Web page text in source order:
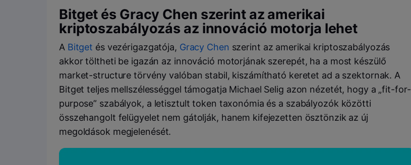
Bitget és Gracy Chen szerint az amerikai
kriptoszabályozás az innováció motorja lehet
A Bitget és vezérigazgatója, Gracy Chen szerint az amerikai kriptoszabályozás
akkor töltheti be igazán az innováció motorjának szerepét, ha a most készülő
market-structure törvény valóban stabil, kiszámítható keretet ad a szektornak. A
Bitget teljes mellszélességgel támogatja Michael Selig azon nézetét, hogy a „fit-for-
purpose” szabályok, a letisztult token taxonómia és a szabályozók közötti
összehangolt felügyelet nem gátolják, hanem kifejezetten ösztönzik az új
megoldások megjelenését.